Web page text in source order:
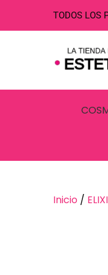
TODOS LOS
Inicio /